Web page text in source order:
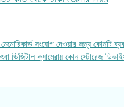
সংযোগ দেওয়ার জন্য কোনটি
ডিজিটাল ক্যামেরায় কোন স্টোরেজ